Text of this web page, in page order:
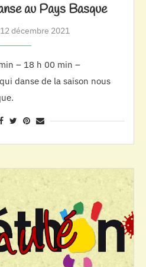
au Pays Basque
12 décembre 2021
– 18 h 00 min –
danse de la saison nous